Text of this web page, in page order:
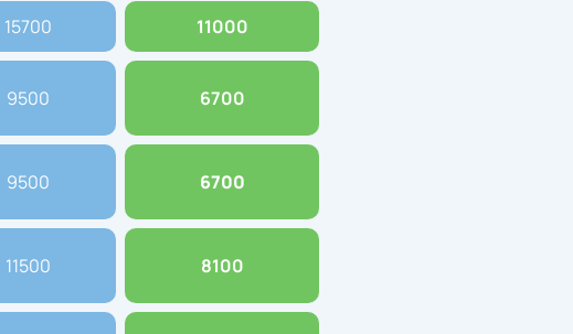
15700 11000
9500 6700
9500 6700
11500 8100